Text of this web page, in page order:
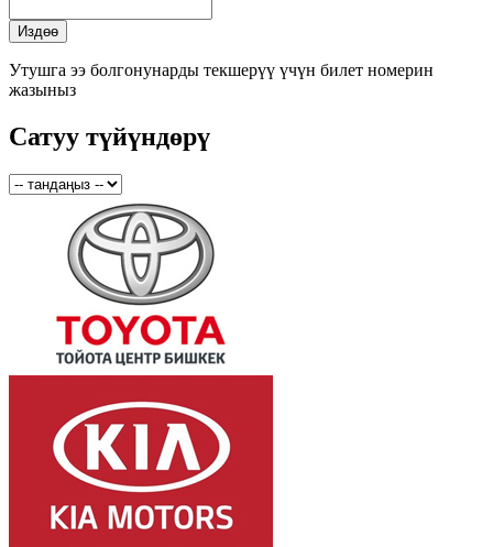
Утушга ээ болгонунарды текшерүү үчүн билет номерин
жазыныз
Сатуу түйүндөрү